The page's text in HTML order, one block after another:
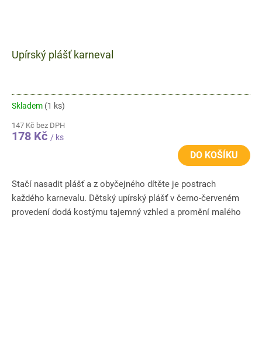
Upírský plášť karneval
Skladem (1 ks)
147 Kč bez DPH
178 Kč / ks
DO KOŠÍKU
Stačí nasadit plášť a z obyčejného dítěte je postrach
každého karnevalu. Dětský upírský plášť v černo-červeném
provedení dodá kostýmu tajemný vzhled a promění malého